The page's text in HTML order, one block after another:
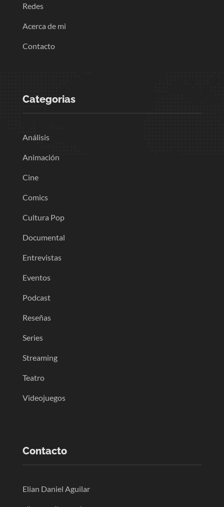
Redes
Acerca de mi
Contacto
Categorias
Análisis
Animación
Cine
Comics
Cultura Pop
Documental
Entrevistas
Eventos
Podcast
Reseñas
Series
Streaming
Teatro
Videojuegos
Contacto
Elian Daniel Aguilar